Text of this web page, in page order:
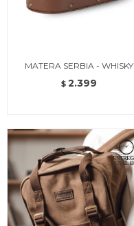
MATERA SERBIA - WHISKY
$ 2.399